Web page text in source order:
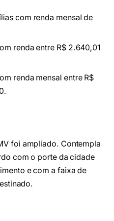
com renda mensal de
renda entre R$ 2.640,01
renda mensal entre R$
foi ampliado. Contempla
com o porte da cidade
e com a faixa de